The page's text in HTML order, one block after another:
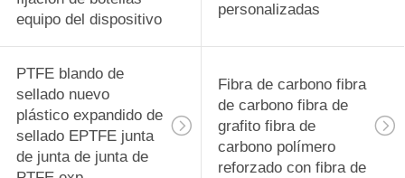
Tecapeek CNC
PEEK Partes
mecanizadas,
componentes
mecanizados PEEK
equipo del dispositivo
personalizadas
PTFE blando de
sellado nuevo
plástico expandido de
sellado EPTFE junta
de junta de junta de
Fibra de carbono fibra
de carbono fibra de
grafito fibra de
carbono polímero
reforzado con fibra de